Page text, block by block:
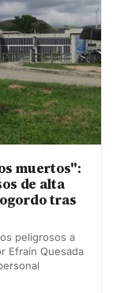
muertos":
de alta
tras
peligrosos a
Efraín Quesada